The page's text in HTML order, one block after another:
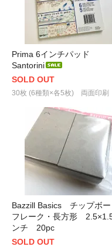
Prima 6インチパッド
Santorini
SOLD OUT
30枚 (6種類×各5枚) 両面印刷
Bazzill Basics チップボー
フレーク・長方形
ンチ 20pc
SOLD OUT